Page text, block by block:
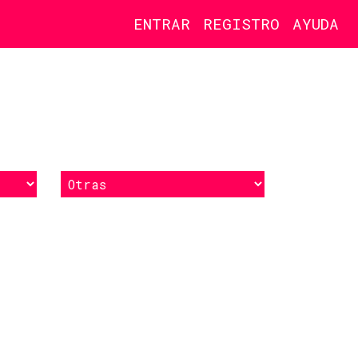
ENTRAR REGISTRO AYUDA